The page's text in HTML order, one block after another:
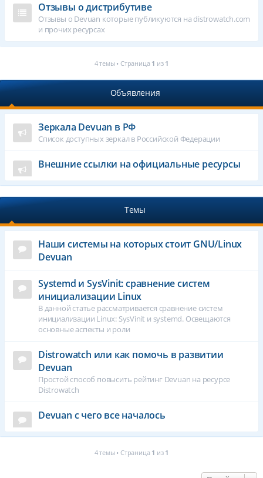
Отзывы о дистрибутиве
Отзывы о Devuan которые публикуются на distrowatch.com
и прочих ресурсах
4 темы • Страница 1 из 1
Объявления
Зеркала Devuan в РФ
Список доступных зеркал в Российской Федерации
Внешние ссылки на официальные ресурсы
Темы
Наши системы на которых стоит GNU/Linux
Devuan
Systemd и SysVinit: сравнение систем
инициализации Linux
В данной статье рассматривается сравнение систем
инициализации Linux: SysVinit и systemd. Освещаются
основные аспекты и роли
Distrowatch или как помочь в развитии
Devuan
Простой способ повысить рейтинг Devuan на ресурсе
Distrowatch
Devuan с чего все началось
4 темы • Страница 1 из 1